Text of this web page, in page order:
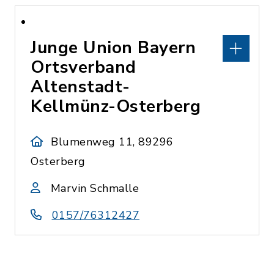
Junge Union Bayern
Ortsverband
Altenstadt-
Kellmünz-Osterberg
Blumenweg 11, 89296
Osterberg
Marvin Schmalle
0157/76312427